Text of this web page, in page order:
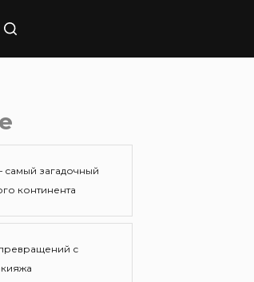
самый загадочный
континента
с